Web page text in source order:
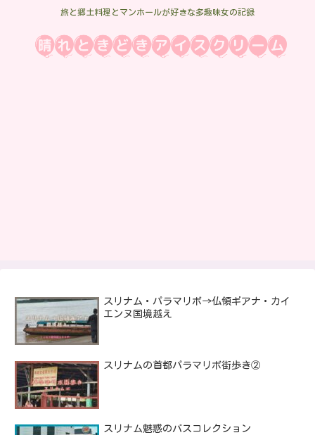
旅と郷土料理とマンホールが好きな多趣味女の記録
スリナム・パラマリボ→仏領ギアナ・カイ
エンヌ国境越え
スリナムの首都パラマリボ街歩き②
スリナム魅惑のバスコレクション